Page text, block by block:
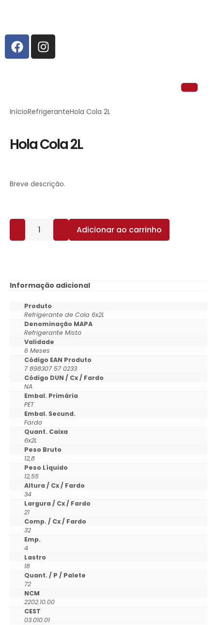
InícioRefrigeranteHola Cola 2L
Hola Cola 2L
Breve descrição.
Adicionar ao carrinho
Informação adicional
Produto
Refrigerante de Cola 6x2L
Denominação MAPA
Refrigerante Misto
Validade
6 Meses
Código EAN Produto
7 898307 57 0233
Código DUN / Cx / Fardo
NA
Embal. Primária
PET
Embal. Secund.
Fardo
Quant. Caixa
6x2L
Peso Bruto
12,8
Peso Líquido
12,55
Altura / Cx / Fardo
34
Largura / Cx / Fardo
21
Comp. / Cx / Fardo
32
Emp.
4
Lastro
18
Quant. / P / Palete
72
NCM
2202.10.00
CEST
03.010.01